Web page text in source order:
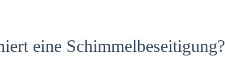
eine Schimmelbeseitigung?